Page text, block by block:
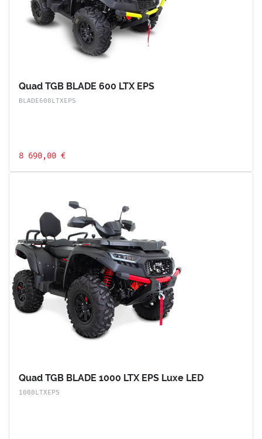
Quad TGB BLADE 600 LTX EPS
BLADE600LTXEPS
8 690,00 €
Quad TGB BLADE 1000 LTX EPS Luxe LED
1000LTXEPS